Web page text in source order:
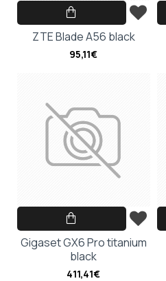
ZTE Blade A56 black
95,11€
Gigaset GX6 Pro titanium
black
411,41€